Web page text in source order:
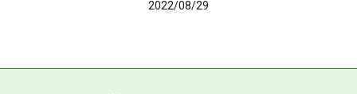
2022/08/29